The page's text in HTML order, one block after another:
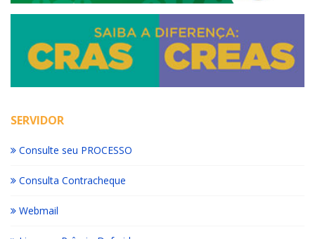
SERVIDOR
Consulte seu PROCESSO
Consulta Contracheque
Webmail